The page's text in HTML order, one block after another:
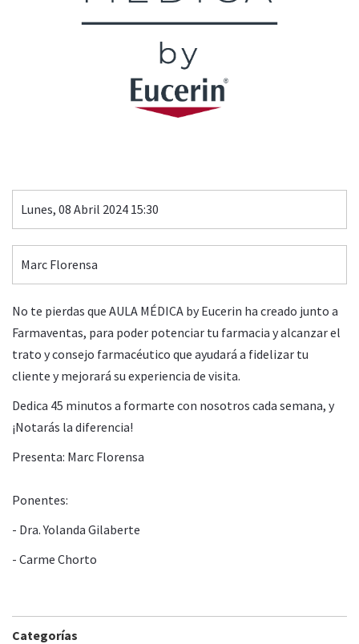
Lunes, 08 Abril 2024 15:30
Marc Florensa
No te pierdas que AULA MÉDICA by Eucerin ha creado junto a
Farmaventas, para poder potenciar tu farmacia y alcanzar el
trato y consejo farmacéutico que ayudará a fidelizar tu
cliente y mejorará su experiencia de visita.
Dedica 45 minutos a formarte con nosotros cada semana, y
¡Notarás la diferencia!
Presenta: Marc Florensa
Ponentes:
- Dra. Yolanda Gilaberte
- Carme Chorto
Categorías